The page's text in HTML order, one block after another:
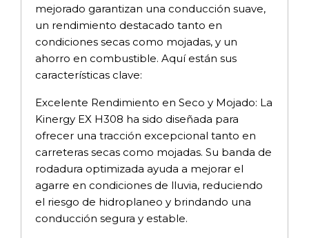
mejorado garantizan una conducción suave,
un rendimiento destacado tanto en
condiciones secas como mojadas, y un
ahorro en combustible. Aquí están sus
características clave:
Excelente Rendimiento en Seco y Mojado: La
Kinergy EX H308 ha sido diseñada para
ofrecer una tracción excepcional tanto en
carreteras secas como mojadas. Su banda de
rodadura optimizada ayuda a mejorar el
agarre en condiciones de lluvia, reduciendo
el riesgo de hidroplaneo y brindando una
conducción segura y estable.